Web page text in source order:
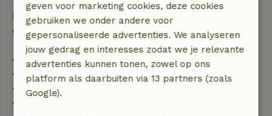
Daarna krijg je een deel van de reissom en 100% van
de borg terugbetaald:
• tot 42 dagen voor aankomst: 70% terugbetaald
• 42–28 dagen voor aankomst: 40% terugbetaald
• 28 dagen tot de aankomstdag: 10% terugbetaald
• op de aankomstdag of later: geen terugbetaling
geven voor marketing cookies, deze cookies
gebruiken we onder andere voor
gepersonaliseerde advertenties. We analyseren
jouw gedrag en interesses zodat we je relevante
advertenties kunnen tonen, zowel op ons
platform als daarbuiten via 13 partners (zoals
Google).